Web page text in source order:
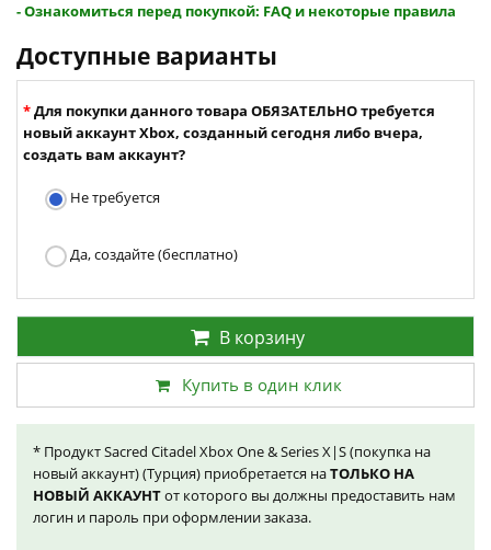
- Ознакомиться перед покупкой: FAQ и некоторые правила
Доступные варианты
Для покупки данного товара ОБЯЗАТЕЛЬНО требуется
новый аккаунт Xbox, созданный сегодня либо вчера,
создать вам аккаунт?
Не требуется
Да, создайте (бесплатно)
В корзину
Купить в один клик
* Продукт Sacred Citadel Xbox One & Series X|S (покупка на
новый аккаунт) (Турция) приобретается наТОЛЬКО НА
НОВЫЙ АККАУНТот которого вы должны предоставить нам
логин и пароль при оформлении заказа.